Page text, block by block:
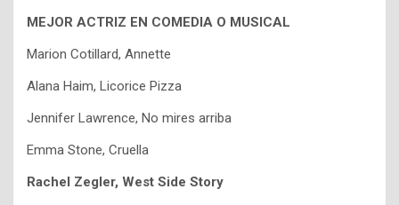
MEJOR ACTRIZ EN COMEDIA O MUSICAL
Marion Cotillard, Annette
Alana Haim, Licorice Pizza
Jennifer Lawrence, No mires arriba
Emma Stone, Cruella
Rachel Zegler, West Side Story